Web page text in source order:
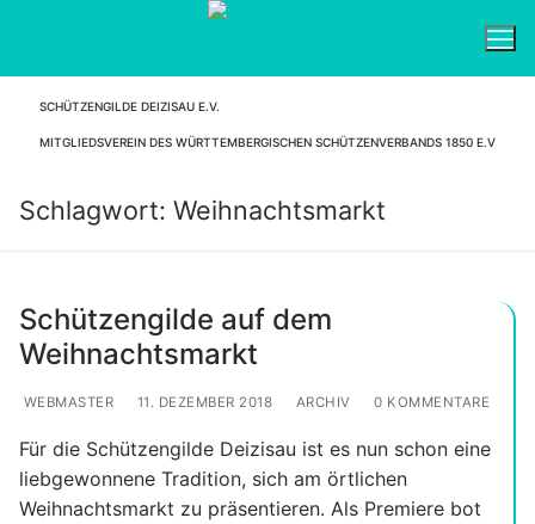
springen
Suchen nach:
SCHÜTZENGILDE DEIZISAU E.V.
MITGLIEDSVEREIN DES WÜRTTEMBERGISCHEN SCHÜTZENVERBANDS 1850 E.V
Schlagwort: Weihnachtsmarkt
Schützengilde auf dem
Weihnachtsmarkt
WEBMASTER 11. DEZEMBER 2018 ARCHIV 0 KOMMENTARE
Für die Schützengilde Deizisau ist es nun schon eine
liebgewonnene Tradition, sich am örtlichen
Weihnachtsmarkt zu präsentieren. Als Premiere bot